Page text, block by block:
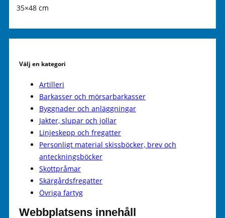
35×48 cm
Välj en kategori
Artilleri
Barkasser och mörsarbarkasser
Byggnader och anläggningar
Jakter, slupar och jollar
Linjeskepp och fregatter
Personligt material skissböcker, brev och
anteckningsböcker
Skottpråmar
Skärgårdsfregatter
Övriga fartyg
Webbplatsens innehåll